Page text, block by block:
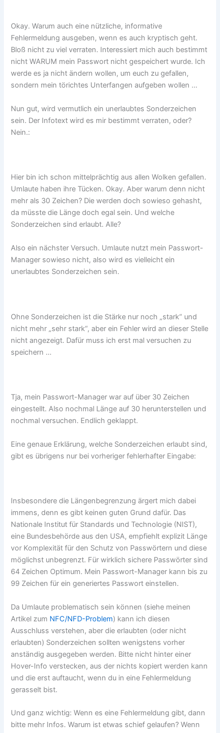
Okay. Warum auch eine nützliche, informative
Fehlermeldung ausgeben, wenn es auch kryptisch geht.
Bloß nicht zu viel verraten. Interessiert mich auch bestimmt
nicht WARUM mein Passwort nicht gespeichert wurde. Ich
werde es ja nicht ändern wollen, um euch zu gefallen,
sondern mein törichtes Unterfangen aufgeben wollen …
Nun gut, wird vermutlich ein unerlaubtes Sonderzeichen
sein. Der Infotext wird es mir bestimmt verraten, oder?
Nein.:
Hier bin ich schon mittelprächtig aus allen Wolken gefallen.
Umlaute haben ihre Tücken. Okay. Aber warum denn nicht
mehr als 30 Zeichen? Die werden doch sowieso gehasht,
da müsste die Länge doch egal sein. Und welche
Sonderzeichen sind erlaubt. Alle?
Also ein nächster Versuch. Umlaute nutzt mein Passwort-
Manager sowieso nicht, also wird es vielleicht ein
unerlaubtes Sonderzeichen sein.
Ohne Sonderzeichen ist die Stärke nur noch „stark“ und
nicht mehr „sehr stark“, aber ein Fehler wird an dieser Stelle
nicht angezeigt. Dafür muss ich erst mal versuchen zu
speichern …
Tja, mein Passwort-Manager war auf über 30 Zeichen
eingestellt. Also nochmal Länge auf 30 herunterstellen und
nochmal versuchen. Endlich geklappt.
Eine genaue Erklärung, welche Sonderzeichen erlaubt sind,
gibt es übrigens nur bei vorheriger fehlerhafter Eingabe:
Insbesondere die Längenbegrenzung ärgert mich dabei
immens, denn es gibt keinen guten Grund dafür. Das
Nationale Institut für Standards und Technologie (NIST),
eine Bundesbehörde aus den USA, empfiehlt explizit Länge
vor Komplexität für den Schutz von Passwörtern und diese
möglichst unbegrenzt. Für wirklich sichere Passwörter sind
64 Zeichen Optimum. Mein Passwort-Manager kann bis zu
99 Zeichen für ein generiertes Passwort einstellen.
Da Umlaute problematisch sein können (siehe meinen
Artikel zum NFC/NFD-Problem) kann ich diesen
Ausschluss verstehen, aber die erlaubten (oder nicht
erlaubten) Sonderzeichen sollten wenigstens vorher
anständig ausgegeben werden. Bitte nicht hinter einer
Hover-Info verstecken, aus der nichts kopiert werden kann
und die erst auftaucht, wenn du in eine Fehlermeldung
gerasselt bist.
Und ganz wichtig: Wenn es eine Fehlermeldung gibt, dann
bitte mehr Infos. Warum ist etwas schief gelaufen? Wenn